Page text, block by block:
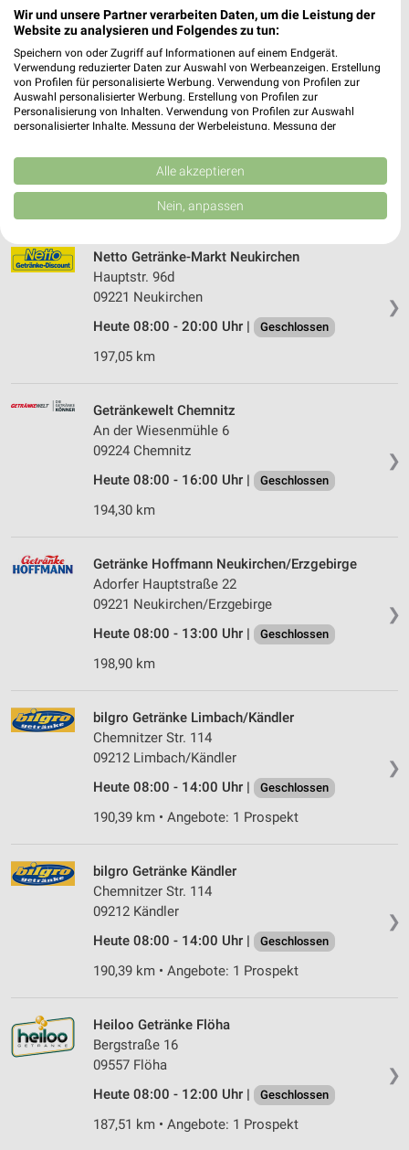
Heute 08:00 - 20:00 Uhr | Geschlossen
193,31 km
bilgro Getränke Klaffenbach
Würschnitztalstr. 23
Heute 08:00 - 14:00 Uhr |
197,34 km • Angebote: 1 Prospekt
❯
Netto Getränke-Markt Neukirchen
Hauptstr. 96d
09221 Neukirchen
Heute 08:00 - 20:00 Uhr |
Geschlossen
197,05 km
❯
Getränkewelt Chemnitz
An der Wiesenmühle 6
09224 Chemnitz
Heute 08:00 - 16:00 Uhr |
Geschlossen
194,30 km
❯
Getränke Hoffmann Neukirchen/Erzgebirge
Adorfer Hauptstraße 22
09221 Neukirchen/Erzgebirge
Heute 08:00 - 13:00 Uhr |
Geschlossen
198,90 km
❯
bilgro Getränke Limbach/Kändler
Chemnitzer Str. 114
09212 Limbach/Kändler
Heute 08:00 - 14:00 Uhr |
Geschlossen
190,39 km • Angebote: 1 Prospekt
❯
bilgro Getränke Kändler
Chemnitzer Str. 114
09212 Kändler
Heute 08:00 - 14:00 Uhr |
Geschlossen
190,39 km • Angebote: 1 Prospekt
❯
Heiloo Getränke Flöha
Bergstraße 16
09557 Flöha
Heute 08:00 - 12:00 Uhr |
Geschlossen
187,51 km • Angebote: 1 Prospekt
Wir und unsere Partner verarbeiten Daten, um die Leistung der
Website zu analysieren und Folgendes zu tun:
Speichern von oder Zugriff auf Informationen auf einem Endgerät.
Verwendung reduzierter Daten zur Auswahl von Werbeanzeigen. Erstellung
von Profilen für personalisierte Werbung. Verwendung von Profilen zur
Auswahl personalisierter Werbung. Erstellung von Profilen zur
Personalisierung von Inhalten. Verwendung von Profilen zur Auswahl
personalisierter Inhalte. Messung der Werbeleistung. Messung der
Kombinationen von Daten aus verschiedenen Quellen. Entwicklung und
Verbesserung der Angebote. Verwendung reduzierter Daten zur Auswahl
von Inhalten.
Daten können außerhalb der Europäischen Union weitergegeben und in die
Website/App.
Partnerliste anzeigen (1 IAB-Anbieter)
Wir nutzen Ihre Daten für folgende Zwecke:
auf einem Endgerät
Verwendung reduzierter Daten zur Auswahl von
Werbeanzeigen
Erstellung von Profilen für personalisierte
Verwendung von Profilen zur Auswahl
personalisierter Werbung
Erstellung von Profilen zur Personalisierung
von Inhalten
Verwendung von Profilen zur Auswahl
personalisierter Inhalte
Messung der Werbeleistung
Analyse von Zielgruppen durch Statistiken oder
Kombinationen von Daten aus verschiedenen
Entwicklung und Verbesserung der Angebote
Inhalten
IAB-Besonderheiten:
Verwendung genauer Standortdaten
Informationen identifizieren
Notwendig
Performance
Alle akzeptieren
Nein, anpassen